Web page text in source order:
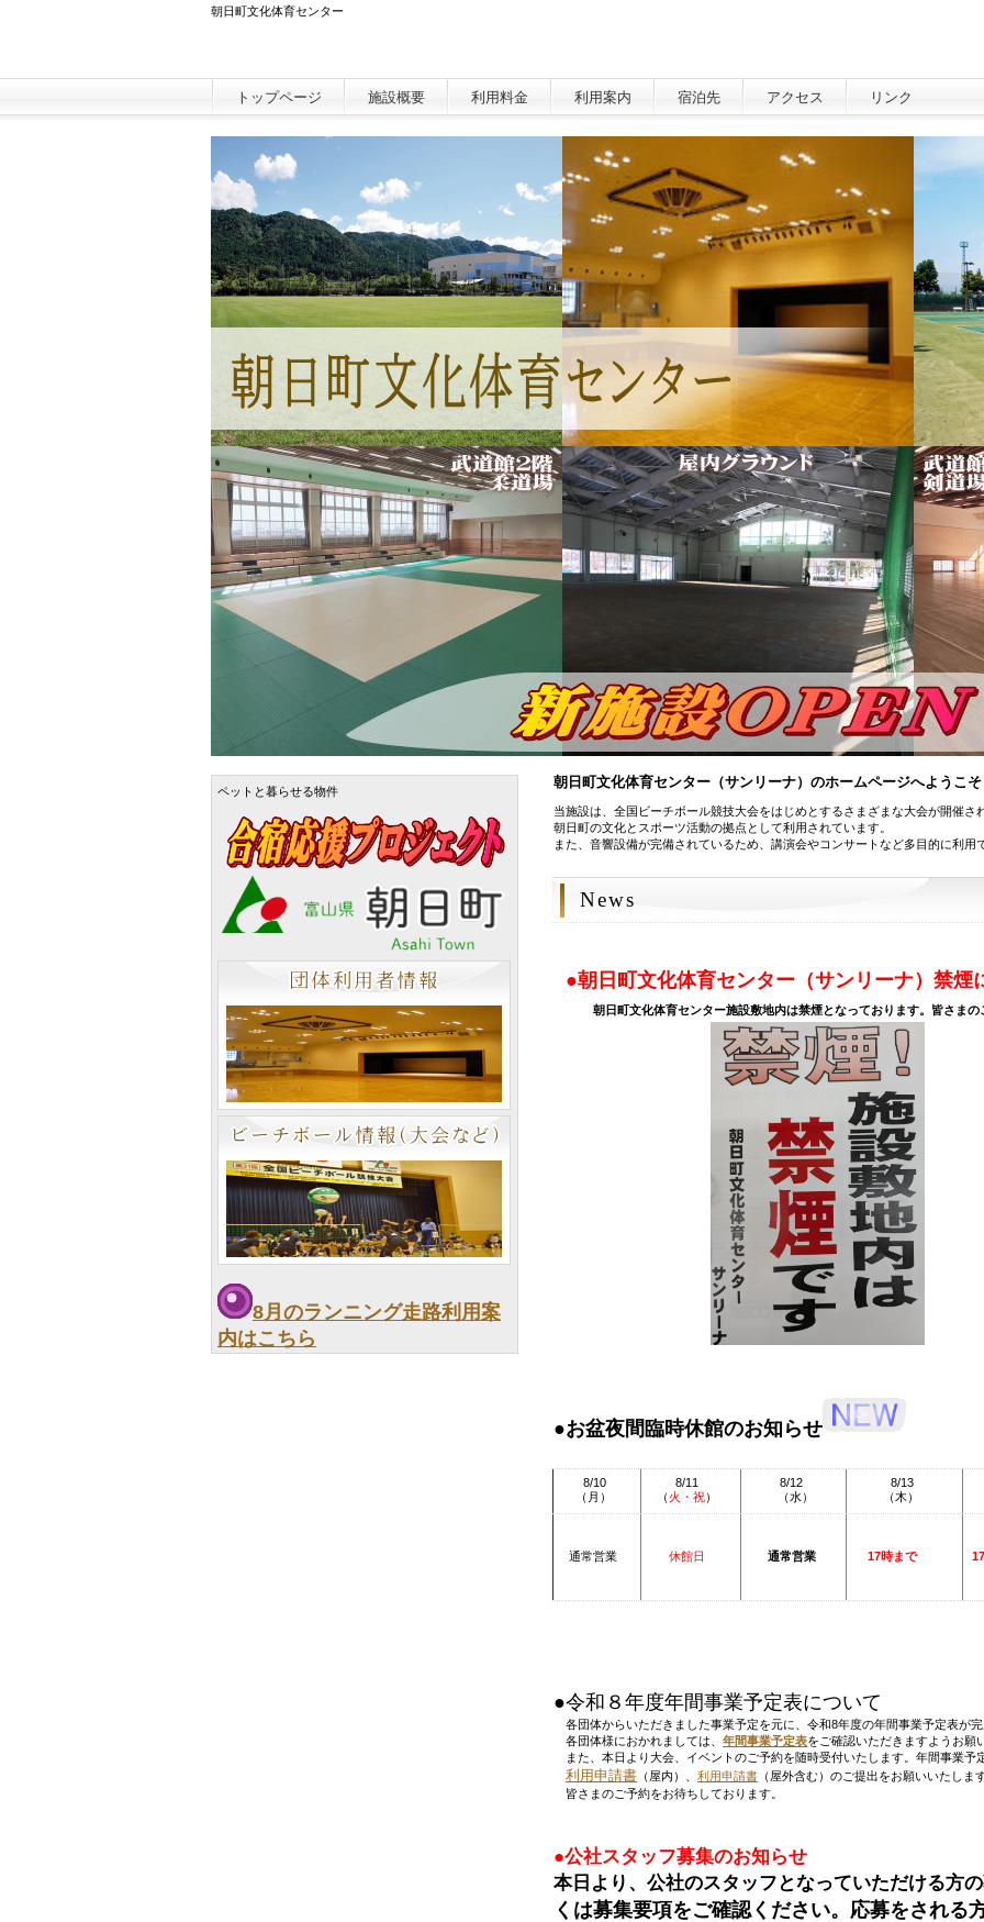
朝日町文化体育センター
朝日町文化体育センター（サンリーナ）のホームページへようこそ
当施設は、全国ビーチボール競技大会をはじめとするさまざまな大会が開催され
朝日町の文化とスポーツ活動の拠点として利用されています。
また、音響設備が完備されているため、講演会やコンサートなど多目的に利用
News
●朝日町文化体育センター（サンリーナ）禁煙
朝日町文化体育センター施設敷地内は禁煙となっております。皆さまの
●お盆夜間臨時休館のお知らせ
8/10
（ 月 ）
8/11
（火・祝）
8/12
（水）
8/13
（木）
通常営業 休館日 通常営業 17時まで
（
●令和８年度年間事業予定表について
各団体からいただきました事業予定を元に、令和8年度の年間事業予定表が完
各団体様におかれましては、年間事業予定表をご確認いただきますようお願
また、本日より大会、イベントのご予約を随時受付いたします。年間事業予
利用申請書 （屋内）、利用申請書 （屋外含む）のご提出をお願いいたします
皆さまのご予約をお待ちしております。
（
●公社スタッフ募集のお知らせ
本日より、公社のスタッフとなっていただける方
くは募集要項をご確認ください。応募をされる
トップページ 施設概要 利用料金 利用案内 宿泊先 アクセス リンク
ペットと暮らせる物件
8月のランニング走路利用案
内はこちら